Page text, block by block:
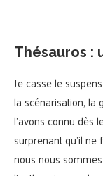
Thésauros :
Je casse le
la scénarisation, la
l’avons connu dès
surprenant qu’il
nous nous